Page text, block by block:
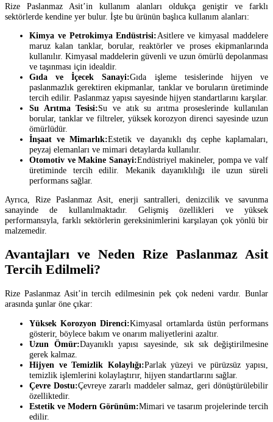
Rize Paslanmaz Asit’in kullanım alanları oldukça geniştir ve farklı
sektörlerde kendine yer bulur. İşte bu ürünün başlıca kullanım alanları:
Kimya ve Petrokimya Endüstrisi:Asitlere ve kimyasal maddelere
maruz kalan tanklar, borular, reaktörler ve proses ekipmanlarında
kullanılır. Kimyasal maddelerin güvenli ve uzun ömürlü depolanması
ve taşınması için idealdir.
Gıda ve İçecek Sanayi:Gıda işleme tesislerinde hijyen ve
paslanmazlık gerektiren ekipmanlar, tanklar ve boruların üretiminde
tercih edilir. Paslanmaz yapısı sayesinde hijyen standartlarını karşılar.
Su Arıtma Tesisi:Su ve atık su arıtma proseslerinde kullanılan
borular, tanklar ve filtreler, yüksek korozyon direnci sayesinde uzun
ömürlüdür.
İnşaat ve Mimarlık:Estetik ve dayanıklı dış cephe kaplamaları,
peyzaj elemanları ve mimari detaylarda kullanılır.
Otomotiv ve Makine Sanayi:Endüstriyel makineler, pompa ve valf
üretiminde tercih edilir. Mekanik dayanıklılığı ile uzun süreli
performans sağlar.
Ayrıca, Rize Paslanmaz Asit, enerji santralleri, denizcilik ve savunma
sanayinde de kullanılmaktadır. Gelişmiş özellikleri ve yüksek
performansıyla, farklı sektörlerin gereksinimlerini karşılayan çok yönlü bir
malzemedir.
Avantajları ve Neden Rize Paslanmaz Asit
Tercih Edilmeli?
Rize Paslanmaz Asit’in tercih edilmesinin pek çok nedeni vardır. Bunlar
arasında şunlar öne çıkar:
Yüksek Korozyon Direnci:Kimyasal ortamlarda üstün performans
gösterir, böylece bakım ve onarım maliyetlerini azaltır.
Uzun Ömür:Dayanıklı yapısı sayesinde, sık sık değiştirilmesine
gerek kalmaz.
Hijyen ve Temizlik Kolaylığı:Parlak yüzeyi ve pürüzsüz yapısı,
temizlik işlemlerini kolaylaştırır, hijyen standartlarını sağlar.
Çevre Dostu:Çevreye zararlı maddeler salmaz, geri dönüştürülebilir
özelliktedir.
Estetik ve Modern Görünüm:Mimari ve tasarım projelerinde tercih
edilir.